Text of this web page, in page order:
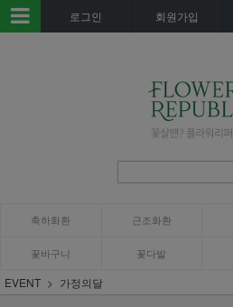
로그인 회원가입
축하화환 근조화환
꽃바구니 꽃다발
EVENT 가정의달